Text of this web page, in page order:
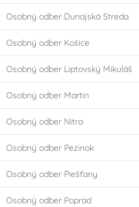
Osobný odber Dunajská Streda
Osobný odber Košice
Osobný odber Liptovský Mikuláš
Osobný odber Martin
Osobný odber Nitra
Osobný odber Pezinok
Osobný odber Piešťany
Osobný odber Poprad